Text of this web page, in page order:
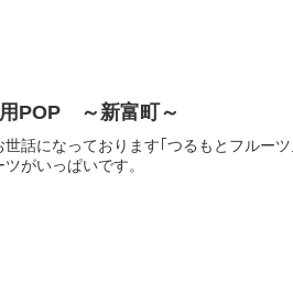
POP ～新富町～
世話になっております｢つるもとフルー
ツがいっぱいです。